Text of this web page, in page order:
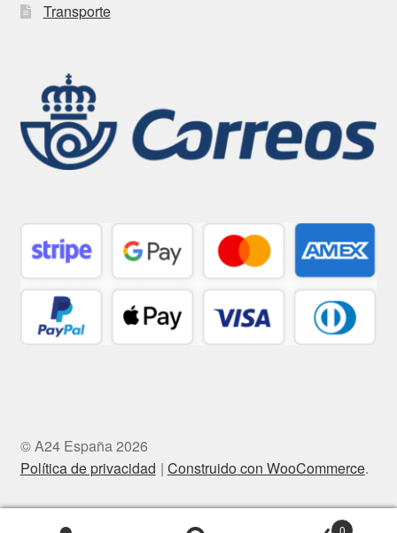
Transporte
© A24 España 2026
Política de privacidad
Construido con WooCommerce.
0